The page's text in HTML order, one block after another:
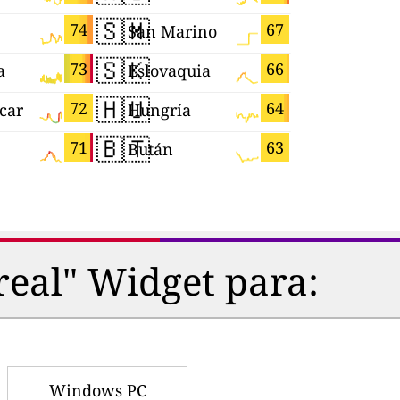
74
73
72
71
🇸🇲 67
San Marino
🇸🇰 66
Eslovaquia
🇭🇺 64
Hungría
🇧🇹 63
Bután
Widget para:
Windows PC